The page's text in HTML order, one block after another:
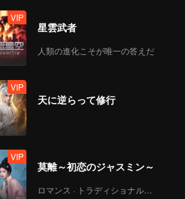
VIP
星雲武者
人類の進化こそが唯一の答えだ
VIP
天に逆らって修行
VIP
莫離～初恋のジャスミン～
ロマンス · トラディショナル・コスチューム